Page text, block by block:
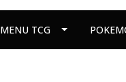
MENU TCG